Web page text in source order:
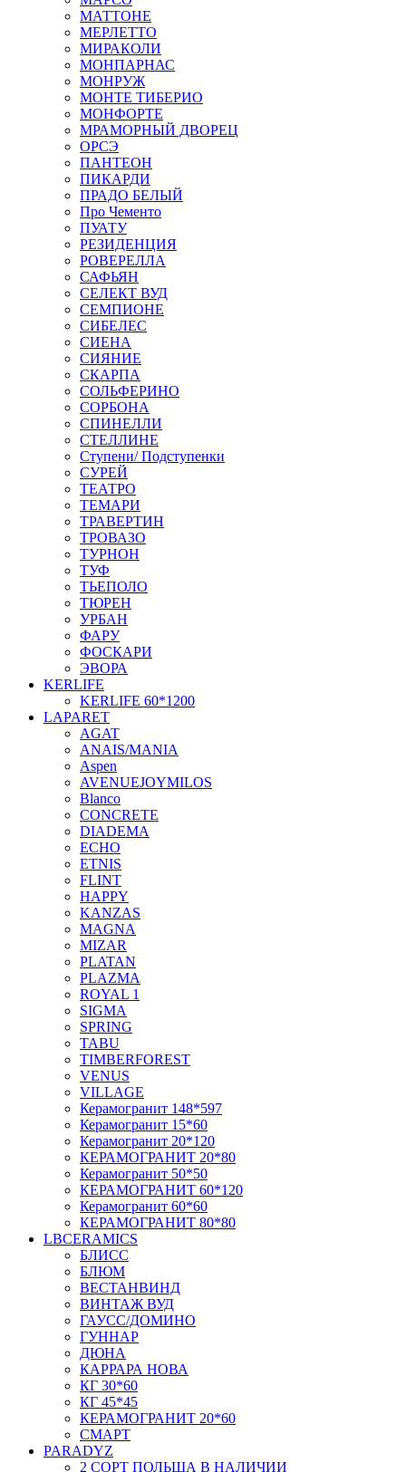
МАТТОНЕ
МЕРЛЕТТО
МИРАКОЛИ
МОНПАРНАС
МОНРУЖ
МОНТЕ ТИБЕРИО
МОНФОРТЕ
МРАМОРНЫЙ ДВОРЕЦ
ОРСЭ
ПАНТЕОН
ПИКАРДИ
ПРАДО БЕЛЫЙ
Про Чементо
ПУАТУ
РЕЗИДЕНЦИЯ
РОВЕРЕЛЛА
САФЬЯН
СЕЛЕКТ ВУД
СЕМПИОНЕ
СИБЕЛЕС
СИЕНА
СИЯНИЕ
СКАРПА
СОЛЬФЕРИНО
СОРБОНА
СПИНЕЛЛИ
СТЕЛЛИНЕ
Ступени/ Подступенки
СУРЕЙ
ТЕАТРО
ТЕМАРИ
ТРАВЕРТИН
ТРОВАЗО
ТУРНОН
ТУФ
ТЬЕПОЛО
ТЮРЕН
УРБАН
ФАРУ
ФОСКАРИ
ЭВОРА
KERLIFE
KERLIFE 60*1200
LAPARET
AGAT
ANAIS/MANIA
Aspen
AVENUEJOYMILOS
Blanco
CONCRETE
DIADEMA
ECHO
ETNIS
FLINT
HAPPY
KANZAS
MAGNA
MIZAR
PLATAN
PLAZMA
ROYAL 1
SIGMA
SPRING
TABU
TIMBERFOREST
VENUS
VILLAGE
Керамогранит 148*597
Керамогранит 15*60
Керамогранит 20*120
КЕРАМОГРАНИТ 20*80
Керамогранит 50*50
КЕРАМОГРАНИТ 60*120
Керамогранит 60*60
КЕРАМОГРАНИТ 80*80
LBCERAMICS
БЛИСС
БЛЮМ
ВЕСТАНВИНД
ВИНТАЖ ВУД
ГАУСС/ДОМИНО
ГУННАР
ДЮНА
КАРРАРА НОВА
КГ 30*60
КГ 45*45
КЕРАМОГРАНИТ 20*60
СМАРТ
PARADYZ
2 СОРТ ПОЛЬША В НАЛИЧИИ